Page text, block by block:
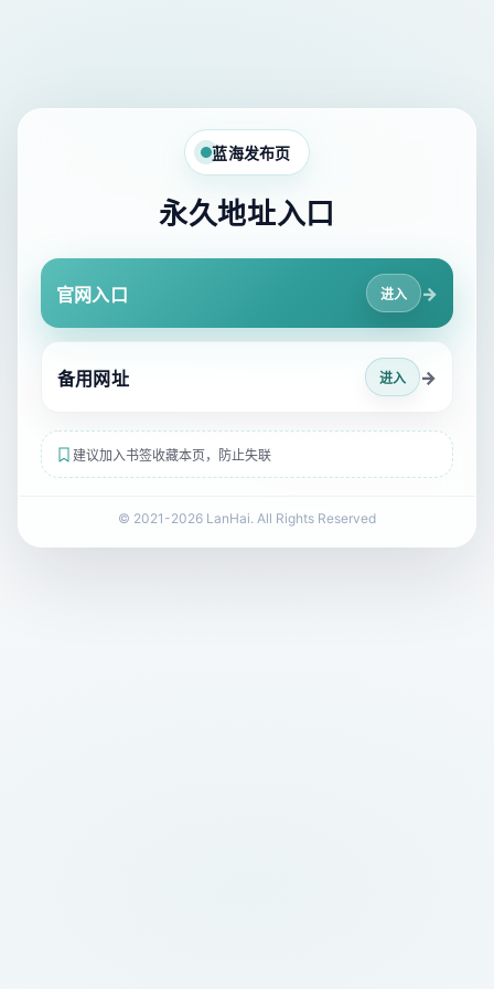
蓝海发布页
永久地址入口
官网入口 进入 →
备用网址 进入 →
建议加入书签收藏本页，防止失联
© 2021-2026 LanHai. All Rights Reserved